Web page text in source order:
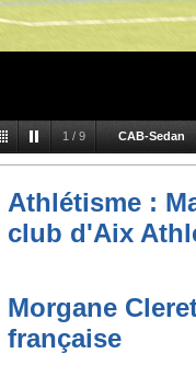
1 / 9 CAB-Sedan
Athlétisme :
club d'Aix
Morgane
française